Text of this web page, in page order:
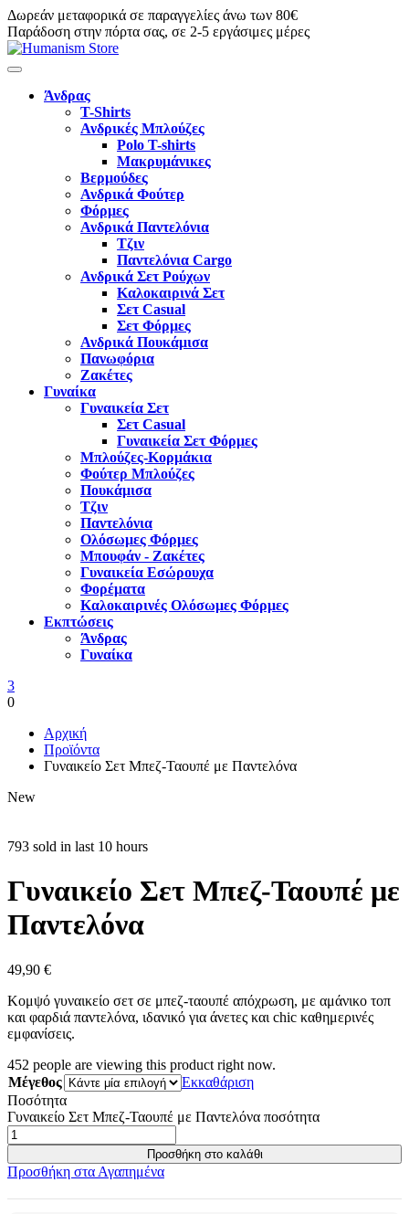
Δωρεάν μεταφορικά σε παραγγελίες άνω των 80€
Παράδοση στην πόρτα σας, σε 2-5 εργάσιμες μέρες
Άνδρας
T-Shirts
Ανδρικές Μπλούζες
Polo T-shirts
Μακρυμάνικες
Βερμούδες
Ανδρικά Φούτερ
Φόρμες
Ανδρικά Παντελόνια
Τζιν
Παντελόνια Cargo
Ανδρικά Σετ Ρούχων
Καλοκαιρινά Σετ
Σετ Casual
Σετ Φόρμες
Ανδρικά Πουκάμισα
Πανωφόρια
Ζακέτες
Γυναίκα
Γυναικεία Σετ
Σετ Casual
Γυναικεία Σετ Φόρμες
Μπλούζες-Κορμάκια
Φούτερ Μπλούζες
Πουκάμισα
Τζιν
Παντελόνια
Ολόσωμες Φόρμες
Μπουφάν - Ζακέτες
Γυναικεία Εσώρουχα
Φορέματα
Καλοκαιρινές Ολόσωμες Φόρμες
Εκπτώσεις
Άνδρας
Γυναίκα
3
0
Αρχική
Προϊόντα
Γυναικείο Σετ Μπεζ-Ταουπέ με Παντελόνα
New
793 sold in last 10 hours
Γυναικείο Σετ Μπεζ-Ταουπέ με
Παντελόνα
49,90 €
Κομψό γυναικείο σετ σε μπεζ-ταουπέ απόχρωση, με αμάνικο τοπ
και φαρδιά παντελόνα, ιδανικό για άνετες και chic καθημερινές
εμφανίσεις.
452 people are viewing this product right now.
Μέγεθος
Εκκαθάριση
Ποσότητα
Γυναικείο Σετ Μπεζ-Ταουπέ με Παντελόνα ποσότητα
Προσθήκη στο καλάθι
Προσθήκη στα Αγαπημένα